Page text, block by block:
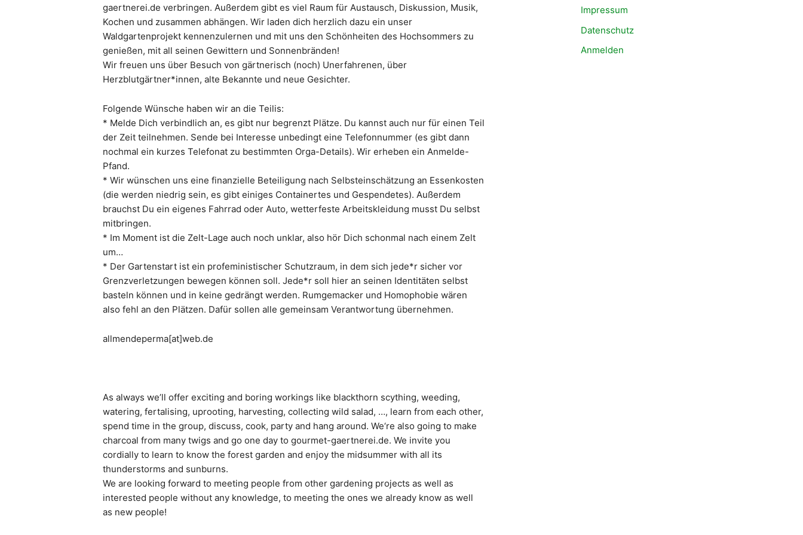
gaertnerei.de verbringen. Außerdem gibt es viel Raum für Austausch, Diskussion, Musik,
Kochen und zusammen abhängen. Wir laden dich herzlich dazu ein unser
Waldgartenprojekt kennenzulernen und mit uns den Schönheiten des Hochsommers zu
genießen, mit all seinen Gewittern und Sonnenbränden!
Wir freuen uns über Besuch von gärtnerisch (noch) Unerfahrenen, über
Herzblutgärtner*innen, alte Bekannte und neue Gesichter.
Folgende Wünsche haben wir an die Teilis:
* Melde Dich verbindlich an, es gibt nur begrenzt Plätze. Du kannst auch nur für einen Teil
der Zeit teilnehmen. Sende bei Interesse unbedingt eine Telefonnummer (es gibt dann
nochmal ein kurzes Telefonat zu bestimmten Orga-Details). Wir erheben ein Anmelde-
Pfand.
* Wir wünschen uns eine finanzielle Beteiligung nach Selbsteinschätzung an Essenkosten
(die werden niedrig sein, es gibt einiges Containertes und Gespendetes). Außerdem
brauchst Du ein eigenes Fahrrad oder Auto, wetterfeste Arbeitskleidung musst Du selbst
mitbringen.
* Im Moment ist die Zelt-Lage auch noch unklar, also hör Dich schonmal nach einem Zelt
um…
* Der Gartenstart ist ein profeministischer Schutzraum, in dem sich jede*r sicher vor
Grenzverletzungen bewegen können soll. Jede*r soll hier an seinen Identitäten selbst
basteln können und in keine gedrängt werden. Rumgemacker und Homophobie wären
also fehl an den Plätzen. Dafür sollen alle gemeinsam Verantwortung übernehmen.
allmendeperma[at]web.de
As always we’ll offer exciting and boring workings like blackthorn scything, weeding,
watering, fertalising, uprooting, harvesting, collecting wild salad, …, learn from each other,
spend time in the group, discuss, cook, party and hang around. We‘re also going to make
charcoal from many twigs and go one day to gourmet-gaertnerei.de. We invite you
cordially to learn to know the forest garden and enjoy the midsummer with all its
thunderstorms and sunburns.
We are looking forward to meeting people from other gardening projects as well as
interested people without any knowledge, to meeting the ones we already know as well
as new people!
Impressum
Datenschutz
Anmelden